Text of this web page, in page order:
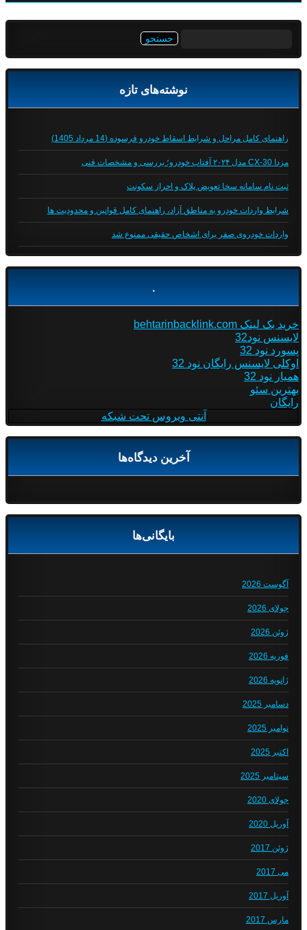
نوشته‌های تازه
راهنمای کامل مراحل و شرایط اسقاط خودرو فرسوده (14 مرداد 1405)
مزدا CX-30 مدل ۲۰۲۴ آفتاب خودرو؛ بررسی و مشخصات فنی
ثبت نام سامانه سخا تعویض پلاک و احراز سکونت
شرایط واردات خودرو به مناطق آزاد، راهنمای کامل قوانین و محدودیت ها
واردات خودروی صفر برای اشخاص حقیقی ممنوع شد
.
خرید بک لینک behtarinbacklink.com
لایسنس نود32
پسورد نود 32
اوکلی لایسنس رایگان نود 32
همیار نود 32
بهترین سئو
رایگان
آنتی ویروس تحت شبکه
آخرین دیدگاه‌ها
بایگانی‌ها
آگوست 2026
جولای 2026
ژوئن 2026
فوریه 2026
ژانویه 2026
دسامبر 2025
نوامبر 2025
اکتبر 2025
سپتامبر 2025
جولای 2020
آوریل 2020
ژوئن 2017
می 2017
آوریل 2017
مارس 2017